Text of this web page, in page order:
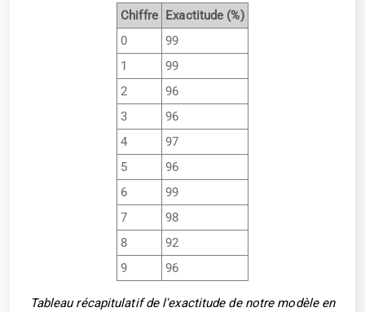
Chiffre Exactitude (%)
0
99
1
99
2
96
3
96
4
97
5
96
6
99
7
98
8
92
9
96
Tableau récapitulatif de l'exactitude de notre modèle en